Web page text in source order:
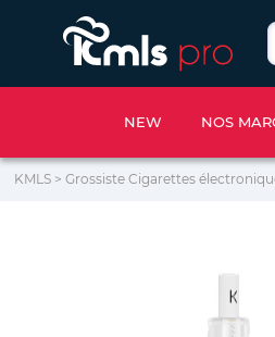
NEW NOS
KMLS > Grossiste Cigarettes